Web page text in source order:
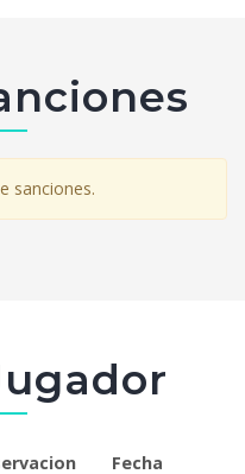
sanciones.
Fecha